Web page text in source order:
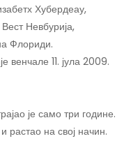
Хубердеау,
Невбурија,
Флориди.
венчале 11. јула 2009.
је само три године.
растао на свој начин.